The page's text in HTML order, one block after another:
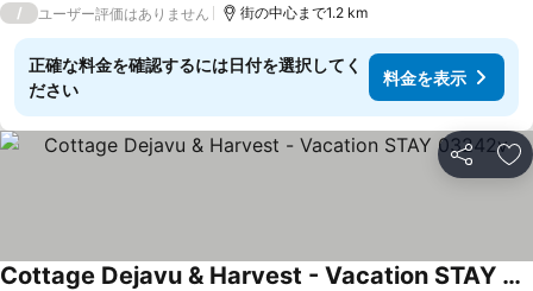
/ ユーザー評価はありません 街の中心まで1.2 km
正確な料金を確認するには日付を選択してく
ださい
料金を表示
シェア お
Cottage Dejavu & Harvest - Vacation STAY 03242v